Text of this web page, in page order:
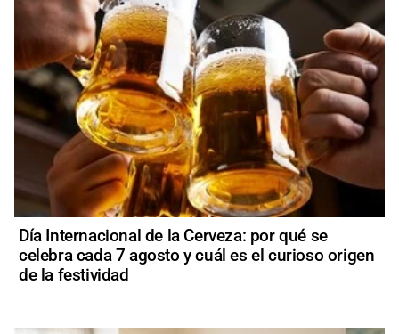
Día Internacional de la Cerveza: por qué se
celebra cada 7 agosto y cuál es el curioso origen
de la festividad